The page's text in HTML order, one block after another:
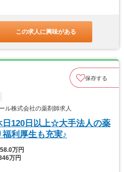
この求人に興味がある
保存する
ル株式会社の薬剤師求人
日120日以上☆大手法人の薬
利厚生も充実♪
万円
万円